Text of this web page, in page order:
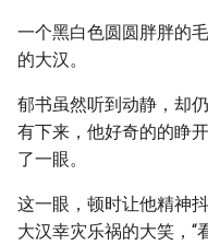
一个黑白色圆圆胖胖的
的大汉。
郁书虽然听到动静，却
有下来，他好奇的的睁
了一眼。
这一眼，顿时让他精神
大汉幸灾乐祸的大笑，“